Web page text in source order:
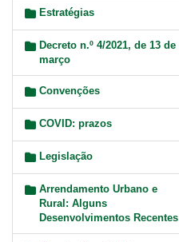
Estratégias
Decreto n.º 4/2021, de 13 de
março
Convenções
COVID: prazos
Legislação
Arrendamento Urbano e
Rural: Alguns
Desenvolvimentos Recentes